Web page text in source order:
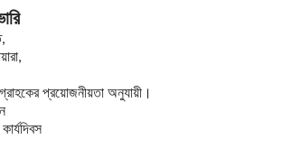
প্রয়োজনীয়তা অনুযায়ী।